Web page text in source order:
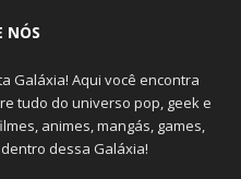
NÓS
Galáxia! Aqui você encontra
tudo do universo pop, geek e
animes, mangás, games,
dessa Galáxia!